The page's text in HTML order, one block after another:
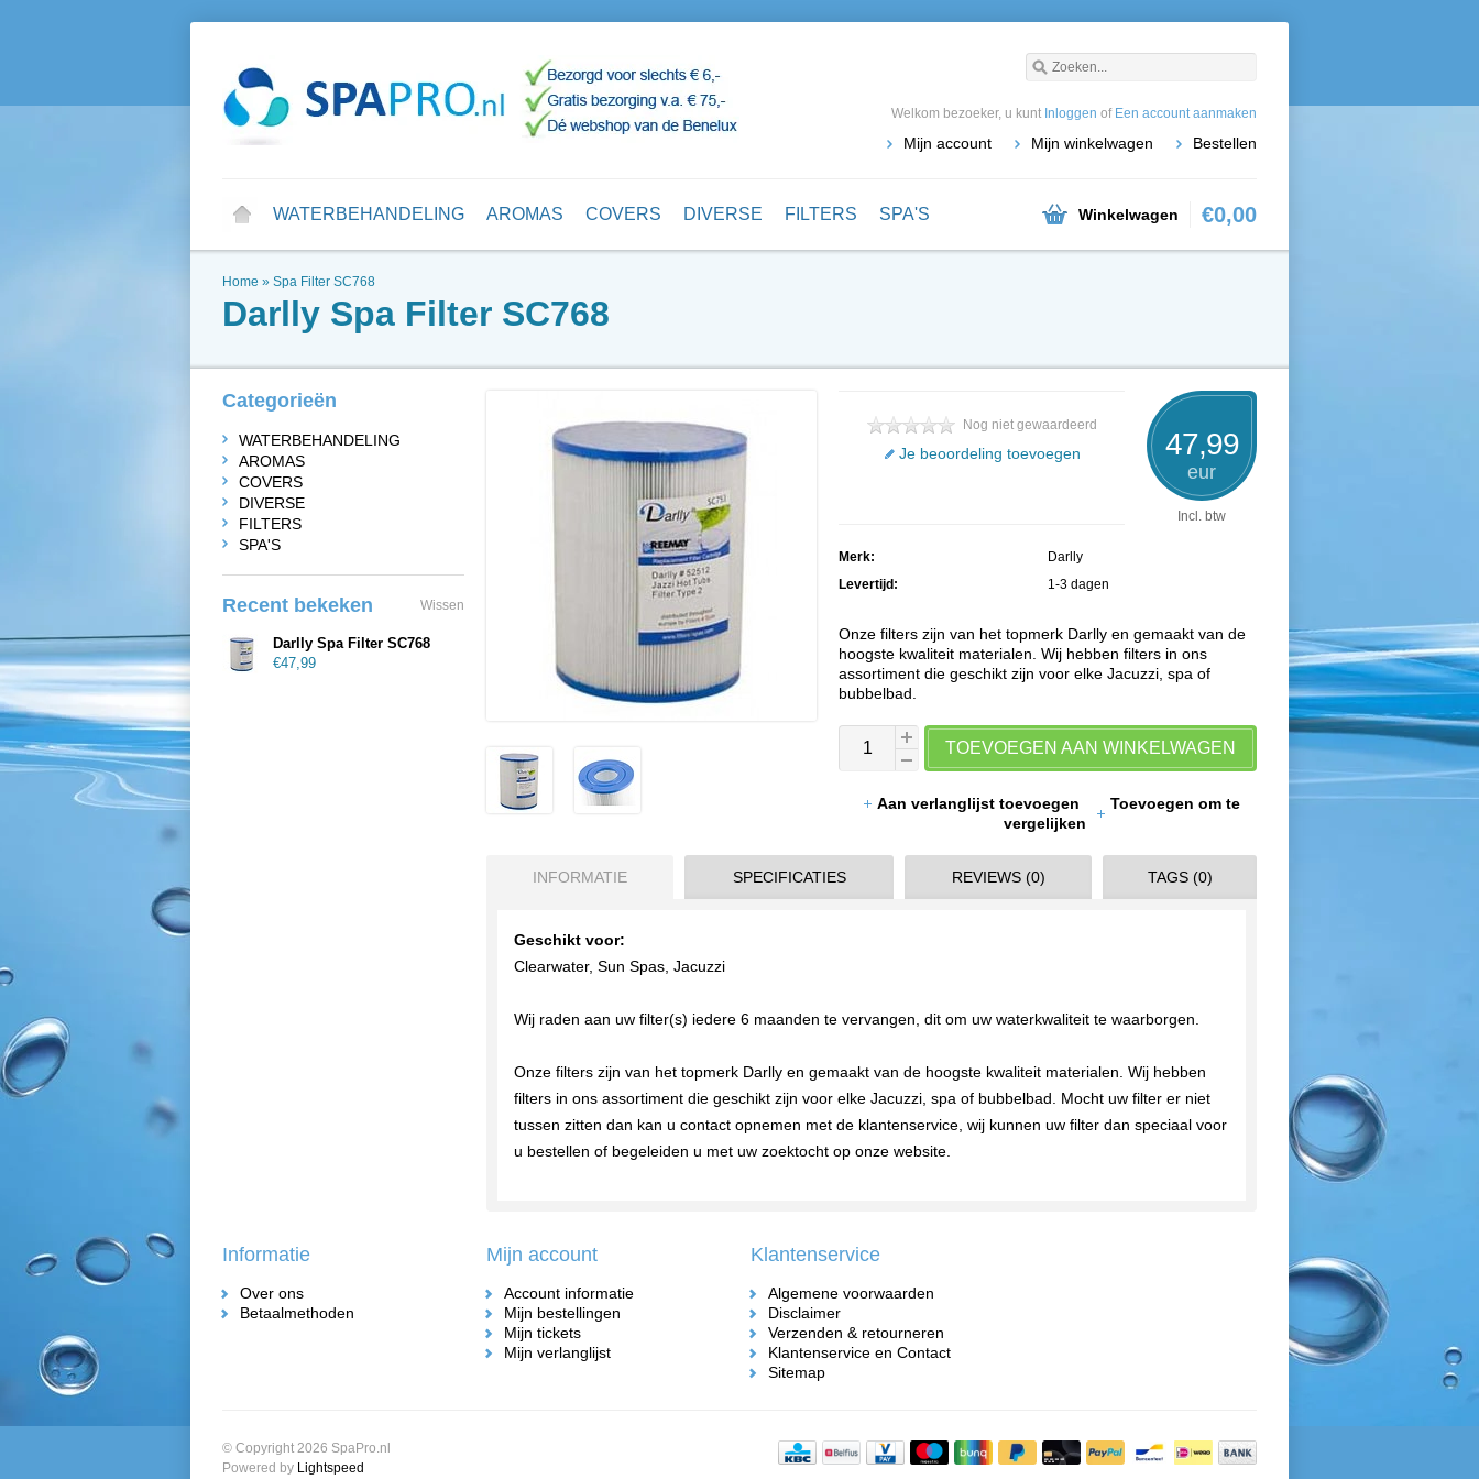
Welkom bezoeker, u kunt Inloggen of Een account aanmaken
Mijn account Mijn winkelwagen Bestellen
WATERBEHANDELING AROMAS COVERS DIVERSE FILTERS SPA'S Winkelwagen €0,00
Home » Spa Filter SC768
Darlly Spa Filter SC768
47,99
eur
Incl. btw
Nog niet gewaardeerd
Je beoordeling toevoegen
Merk:
Darlly
Levertijd:
1-3 dagen
Onze filters zijn van het topmerk Darlly en gemaakt van de
hoogste kwaliteit materialen. Wij hebben filters in ons
assortiment die geschikt zijn voor elke Jacuzzi, spa of
bubbelbad.
TOEVOEGEN AAN WINKELWAGEN
Aan verlanglijst toevoegen
Toevoegen om te
vergelijken
INFORMATIE SPECIFICATIES REVIEWS (0) TAGS (0)
Geschikt voor:
Clearwater, Sun Spas, Jacuzzi
Wij raden aan uw filter(s) iedere 6 maanden te vervangen, dit om uw waterkwaliteit te waarborgen.
Onze filters zijn van het topmerk Darlly en gemaakt van de hoogste kwaliteit materialen. Wij hebben
filters in ons assortiment die geschikt zijn voor elke Jacuzzi, spa of bubbelbad. Mocht uw filter er niet
tussen zitten dan kan u contact opnemen met de klantenservice, wij kunnen uw filter dan speciaal voor
u bestellen of begeleiden u met uw zoektocht op onze website.
Categorieën
WATERBEHANDELING
AROMAS
COVERS
DIVERSE
FILTERS
SPA'S
Recent bekeken Wissen
Darlly Spa Filter SC768
€47,99
Informatie
Over ons
Betaalmethoden
Mijn account
Account informatie
Mijn bestellingen
Mijn tickets
Mijn verlanglijst
Klantenservice
Algemene voorwaarden
Disclaimer
Verzenden & retourneren
Klantenservice en Contact
Sitemap
© Copyright 2026 SpaPro.nl
Powered by Lightspeed